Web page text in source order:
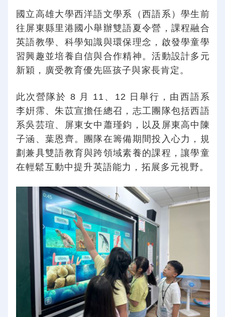
國立高雄大學西洋語文學系（西語系）學生前
往屏東縣里港國小舉辦雙語夏令營，課程融合
英語教學、科學知識與環保理念，啟發學童學
習興趣並培養自信與合作精神。活動設計多元
新穎，廣受教育優先區孩子與家長肯定。
此次營隊於 8 月 11、12 日舉行，由西語系
李姸霈、朱苡宣擔任總召，志工團隊包括西語
系吳芸瑄、屏東女中蕭瑾鈞，以及屏東高中陳
子涵、葉恩齊。團隊在籌備期間投入心力，規
劃兼具雙語教育與跨領域素養的課程，讓學童
在輕鬆互動中提升英語能力，拓展多元視野。